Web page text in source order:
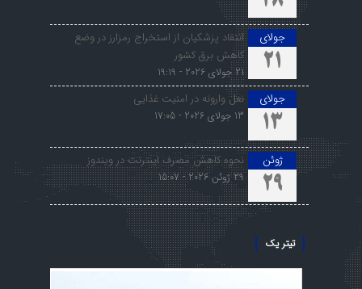
جولای
21
انتقاد پزشکیان از استخراج رمزارز در وضع
کاهش برق کشور
21 جولای 2026 - 19:19
جولای
13
نعل وارونه در امنیت غذایی
13 جولای 2026 - 17:05
ژوئن
29
نحوه کاهش مصرف اینترنت در ویندوز
29 ژوئن 2026 - 15:07
تیتر یک